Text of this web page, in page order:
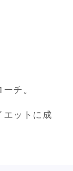
チ。
エットに成